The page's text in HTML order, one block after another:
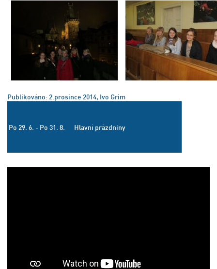
Publikováno: 2.prosince 2014, Ivo Grim
Po 29. 6. - Po 31. 8. Hlavní prázdniny